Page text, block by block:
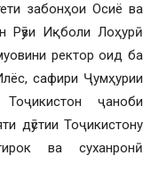
забонҳои Осиё ва
Рӯзи Иқболи Лоҳурӣ
ректор оид ба
сафири Ҷумҳурии
ҷаноби
дӯстии Тоҷикистону
ва суханронӣ